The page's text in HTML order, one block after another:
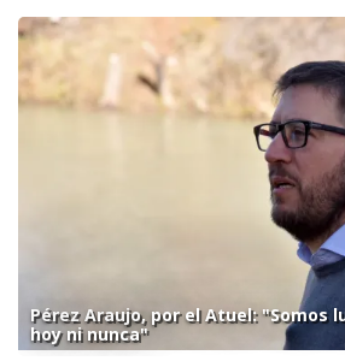
Pérez Araujo, por el Atuel: "Somos
hoy ni nunca"